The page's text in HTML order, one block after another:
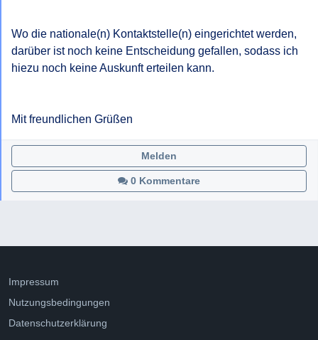
Wo die nationale(n) Kontaktstelle(n) eingerichtet werden,
darüber ist noch keine Entscheidung gefallen, sodass ich
hiezu noch keine Auskunft erteilen kann.
Mit freundlichen Grüßen
0 Kommentare
Melden
Impressum
Nutzungsbedingungen
Datenschutzerklärung